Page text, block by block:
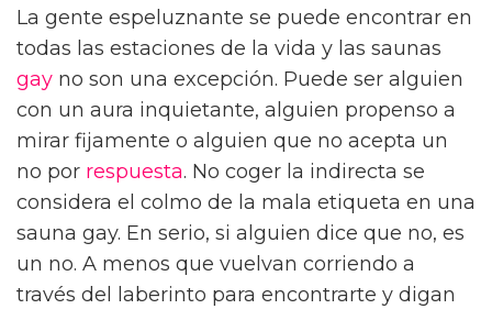
La gente espeluznante se puede encontrar en
todas las estaciones de la vida y las saunas
gay no son una excepción. Puede ser alguien
con un aura inquietante, alguien propenso a
mirar fijamente o alguien que no acepta un
no por respuesta. No coger la indirecta se
considera el colmo de la mala etiqueta en una
sauna gay. En serio, si alguien dice que no, es
un no. A menos que vuelvan corriendo a
través del laberinto para encontrarte y digan